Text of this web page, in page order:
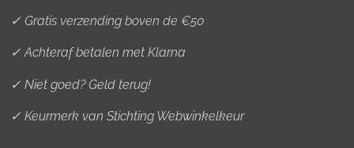
✓ Gratis verzending boven de €50
✓ Achteraf betalen met Klarna
✓ Niet goed? Geld terug!
✓ Keurmerk van Stichting Webwinkelkeur